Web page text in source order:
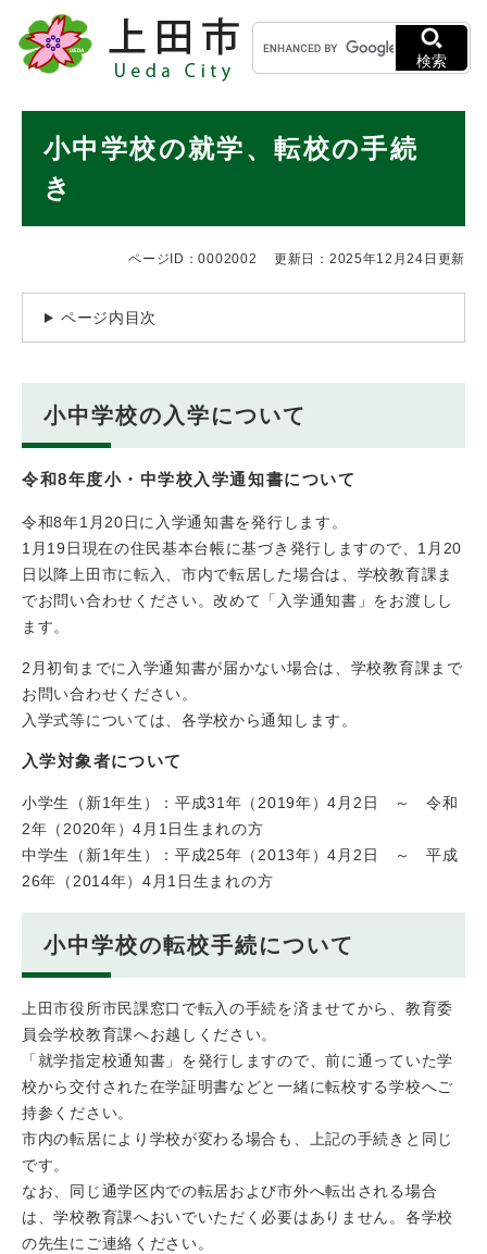
メニューを飛ばして本文へ
キ
ー
ワ
検索
小中学校の就学、転校の手続
き
ページID：0002002 更新日：2025年12月24日更新
ページ内目次
小中学校の入学について
令和8年度小・中学校入学通知書について
令和8年1月20日に入学通知書を発行します。
1月19日現在の住民基本台帳に基づき発行しますので、1月20
日以降上田市に転入、市内で転居した場合は、学校教育課ま
でお問い合わせください。改めて「入学通知書」をお渡しし
ます。
2月初旬までに入学通知書が届かない場合は、学校教育課まで
お問い合わせください。
入学式等については、各学校から通知します。
入学対象者について
小学生（新1年生）：平成31年（2019年）4月2日 ～ 令和
2年（2020年）4月1日生まれの方
中学生（新1年生）：平成25年（2013年）4月2日 ～ 平成
26年（2014年）4月1日生まれの方
小中学校の転校手続について
上田市役所市民課窓口で転入の手続を済ませてから、教育委
員会学校教育課へお越しください。
「就学指定校通知書」を発行しますので、前に通っていた学
校から交付された在学証明書などと一緒に転校する学校へご
持参ください。
市内の転居により学校が変わる場合も、上記の手続きと同じ
です。
なお、同じ通学区内での転居および市外へ転出される場合
は、学校教育課へおいでいただく必要はありません。各学校
の先生にご連絡ください。